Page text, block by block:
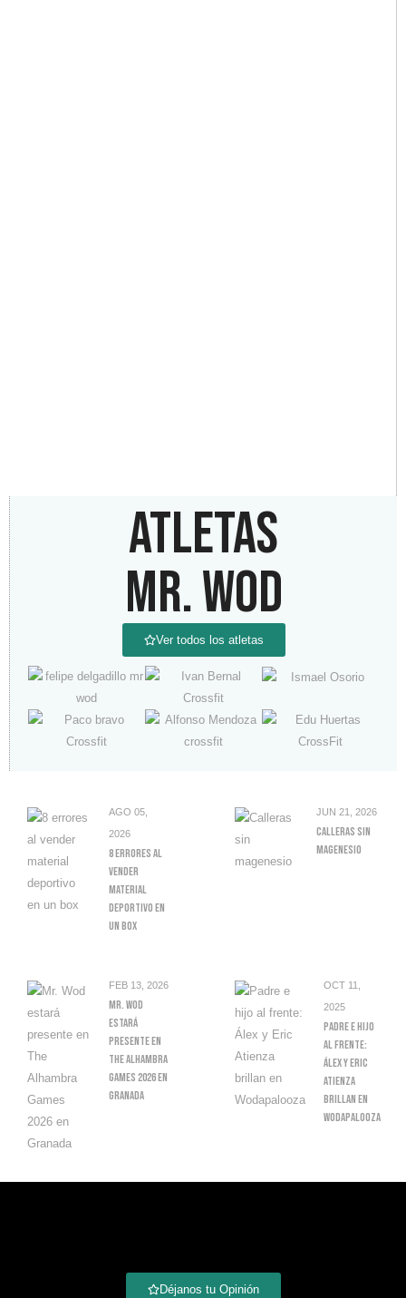
ATLETAS
MR. WOD
Ver todos los atletas
AGO 05,
2026
8 Errores Al
Vender
Material
Deportivo En
Un Box
JUN 21, 2026
Calleras Sin
Magenesio
FEB 13, 2026
Mr. Wod
Estará
Presente En
The Alhambra
Games 2026 En
Granada
OCT 11,
2025
Padre E Hijo
Al Frente:
Álex Y Eric
Atienza
Brillan En
Wodapalooza
Déjanos tu Opinión